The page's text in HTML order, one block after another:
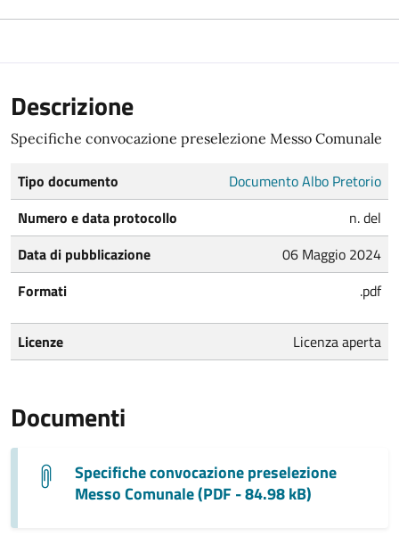
Descrizione
Specifiche convocazione preselezione Messo Comunale
Tipo documento
Documento Albo Pretorio
Numero e data protocollo
n. del
Data di pubblicazione
06 Maggio 2024
Formati
.pdf
Licenze Licenza aperta
Documenti
Specifiche convocazione preselezione
Messo Comunale (PDF - 84.98 kB)